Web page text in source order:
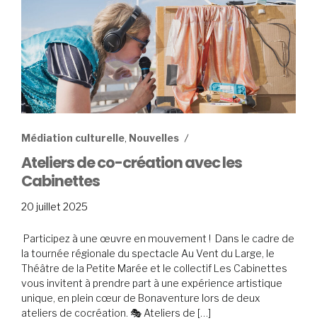
Médiation culturelle, Nouvelles
Ateliers de co-création avec les
Cabinettes
20 juillet 2025
2025
Participez à une œuvre en mouvement ! Dans le cadre de
la tournée régionale du spectacle Au Vent du Large, le
Théâtre de la Petite Marée et le collectif Les Cabinettes
vous invitent à prendre part à une expérience artistique
unique, en plein cœur de Bonaventure lors de deux
ateliers de cocréation. 🎭 Ateliers de […]